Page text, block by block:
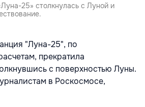
25» столкнулась с Луной и
"Луна-25", по
прекратила
с поверхностью Луны.
в Роскосмосе,